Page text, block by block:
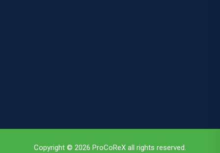
Copyright © 2026 ProCoReX all rights reserved.